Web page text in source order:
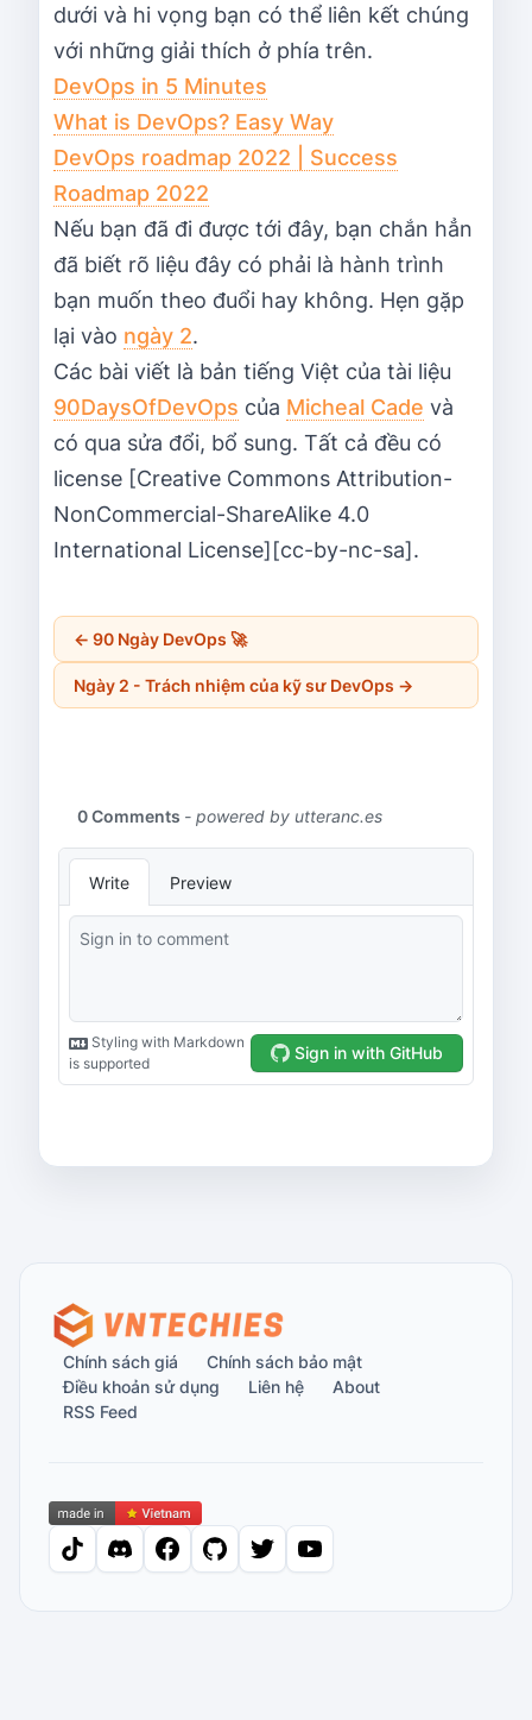
dưới và hi vọng bạn có thể liên kết chúng
với những giải thích ở phía trên.
DevOps in 5 Minutes
What is DevOps? Easy Way
DevOps roadmap 2022 | Success
Roadmap 2022
Nếu bạn đã đi được tới đây, bạn chắn hẳn
đã biết rõ liệu đây có phải là hành trình
bạn muốn theo đuổi hay không. Hẹn gặp
lại vào ngày 2.
Các bài viết là bản tiếng Việt của tài liệu
90DaysOfDevOps của Micheal Cade và
có qua sửa đổi, bổ sung. Tất cả đều có
license [Creative Commons Attribution-
NonCommercial-ShareAlike 4.0
International License][cc-by-nc-sa].
← 90 Ngày DevOps 🚀
Ngày 2 - Trách nhiệm của kỹ sư DevOps →
Chính sách giá
Chính sách bảo mật
Điều khoản sử dụng
Liên hệ
About
RSS Feed
tiktokdiscordfacebook
githubtwitteryoutube